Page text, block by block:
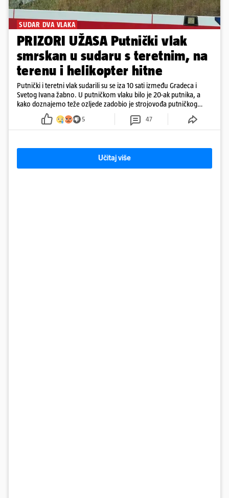
SUDAR DVA VLAKA
PRIZORI UŽASA Putnički vlak
smrskan u sudaru s teretnim, na
terenu i helikopter hitne
Putnički i teretni vlak sudarili su se iza 10 sati između Gradeca i
Svetog Ivana žabno. U putničkom vlaku bilo je 20-ak putnika, a
kako doznajemo teže ozljede zadobio je strojovođa putničkog
vlaka. Zatvoren je promet, a fotoreporteri Prigorskog objavili su
prve snimke s mjesta sudara
5 47
Učitaj više